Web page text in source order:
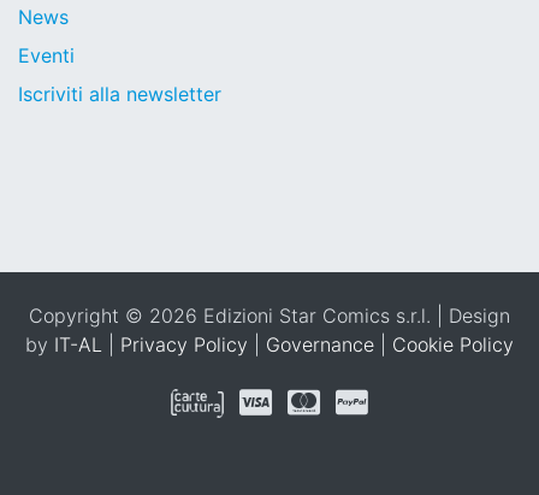
News
Eventi
Iscriviti alla newsletter
Copyright © 2026 Edizioni Star Comics s.r.l. | Design
by IT-AL Privacy Policy Governance Cookie Policy